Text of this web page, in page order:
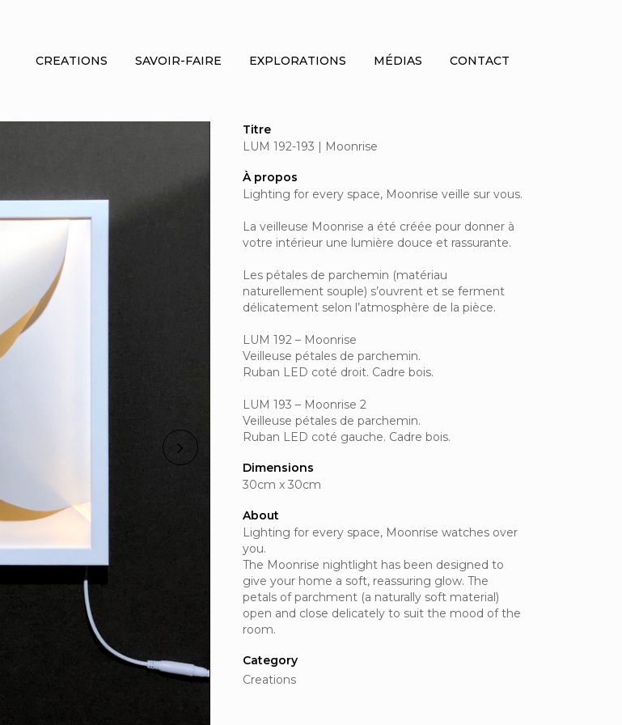
CREATIONS SAVOIR-FAIRE EXPLORATIONS MÉDIAS CONTACT
Titre
LUM 192-193 | Moonrise
À propos
Lighting for every space, Moonrise veille sur vous.
La veilleuse Moonrise a été créée pour donner à
votre intérieur une lumière douce et rassurante.
Les pétales de parchemin (matériau
naturellement souple) s’ouvrent et se ferment
délicatement selon l’atmosphère de la pièce.
LUM 192 – Moonrise
Veilleuse pétales de parchemin.
Ruban LED coté droit. Cadre bois.
LUM 193 – Moonrise 2
Veilleuse pétales de parchemin.
Ruban LED coté gauche. Cadre bois.
Dimensions
30cm x 30cm
About
Lighting for every space, Moonrise watches over
you.
The Moonrise nightlight has been designed to
give your home a soft, reassuring glow. The
petals of parchment (a naturally soft material)
open and close delicately to suit the mood of the
room.
Category
Creations